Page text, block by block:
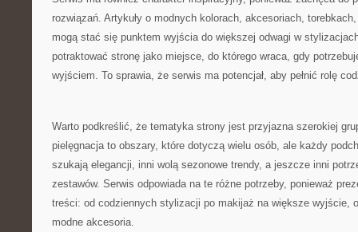
rozwiązań. Artykuły o modnych kolorach, akcesoriach,
mogą stać się punktem wyjścia do większej odwagi w
potraktować stronę jako miejsce, do którego wraca, gdy
wyjściem. To sprawia, że serwis ma potencjał, aby pełnić rolę
Warto podkreślić, że tematyka strony jest przyjazna szerokiej
pielęgnacja to obszary, które dotyczą wielu osób, ale każdy
szukają elegancji, inni wolą sezonowe trendy, a jeszcze inni
zestawów. Serwis odpowiada na te różne potrzeby, ponieważ
treści: od codziennych stylizacji po makijaż na większe wyjście,
modne akcesoria.